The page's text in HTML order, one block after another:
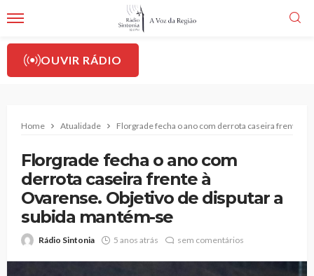
OUVIR RÁDIO
Home Atualidade Florgrade fecha o ano com derrota caseira frente à
Florgrade fecha o ano com
derrota caseira frente à
Ovarense. Objetivo de disputar a
subida mantém-se
Rádio Sintonia 5 anos atrás sem comentários